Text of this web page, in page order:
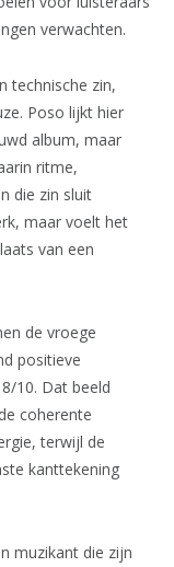
verwachten.
technische zin,
Poso lijkt hier
album, maar
ritme,
die zin sluit
maar voelt het
van een
de vroege
positieve
10. Dat beeld
coherente
terwijl de
kanttekening
muzikant die zijn